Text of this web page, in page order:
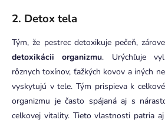
2. Detox tela
Tým, že pestrec detoxikuje pečeň,
detoxikácii organizmu. Urýchľuje
rôznych toxínov, ťažkých kovov a iných
vyskytujú v tele. Tým prispieva k
organizmu je často spájaná aj s
celkovej vitality. Tieto vlastnosti patria